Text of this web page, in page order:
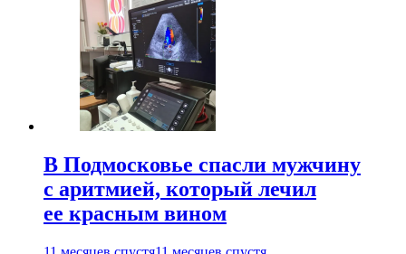
В Подмосковье спасли мужчину
с аритмией, который лечил
ее красным вином